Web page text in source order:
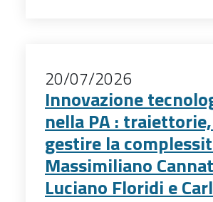
20/07/2026
Innovazione
nella PA :
gestire la
Massimiliano
Luciano Floridi e